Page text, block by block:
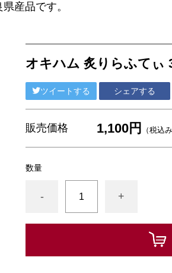
産品です。
オキハム 炙りらふてぃ
ツイートする シェアする
販売価格 1,100円 （税込み
数量
- +